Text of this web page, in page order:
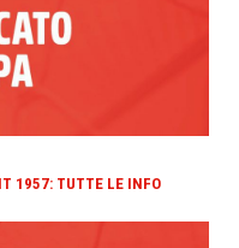
1957: TUTTE LE INFO